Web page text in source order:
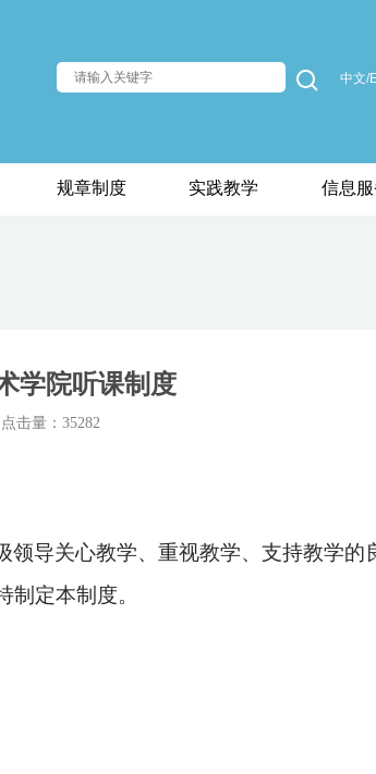
中文/
规章制度 实践教学 信息
学院听课制度
点击量：35282
导关心教学、重视教学、支持教学的
定本制度。